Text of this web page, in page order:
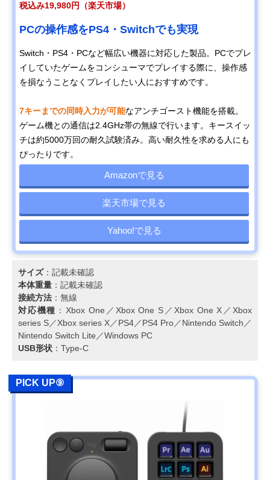
税込み19,980円（楽天市場）
PCの操作感をPS4・Switchでも実現
Switch・PS4・PCなど幅広い機器に対応した製品。PCでプレ
イしていたゲームをコンシューマでプレイする際に、操作感
を損なうことなくプレイしたい人におすすめです。
7キーまでの同時入力が可能なアンチゴースト機能を搭載。
ゲーム機との通信は2.4GHz帯の無線で行います。キースイッ
チは約5000万回の耐久試験済み。高い耐久性を求める人にも
ぴったりです。
Amazonで見る
楽天市場で見る
Yahoo!で見る
サイズ：記載未確認
本体重量 ：記載未確認
接続方法 ：無線
対応機種 ：Xbox One／Xbox One S／Xbox One X／Xbox
series S／Xbox series X／PS4／PS4 Pro／Nintendo Switch／
Nintendo Switch Lite／Windows PC
USB形状 ：Type-C
PICK UP⑨